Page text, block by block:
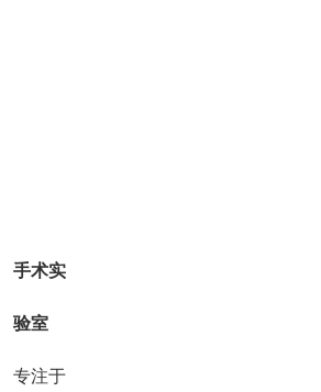
手术实
验室
专注于